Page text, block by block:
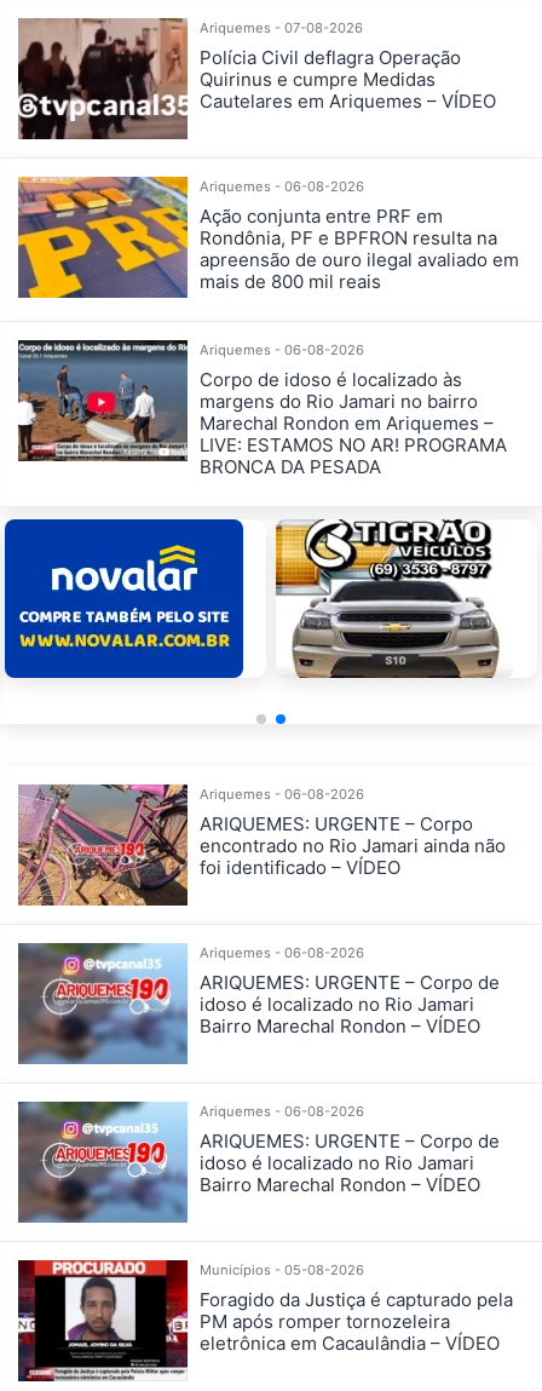
Ariquemes - 07-08-2026
Polícia Civil deflagra Operação
Quirinus e cumpre Medidas
Cautelares em Ariquemes – VÍDEO
Ariquemes - 06-08-2026
Ação conjunta entre PRF em
Rondônia, PF e BPFRON resulta na
apreensão de ouro ilegal avaliado em
mais de 800 mil reais
Ariquemes - 06-08-2026
Corpo de idoso é localizado às
margens do Rio Jamari no bairro
Marechal Rondon em Ariquemes –
LIVE: ESTAMOS NO AR! PROGRAMA
BRONCA DA PESADA
Ariquemes - 06-08-2026
ARIQUEMES: URGENTE – Corpo
encontrado no Rio Jamari ainda não
foi identificado – VÍDEO
Ariquemes - 06-08-2026
ARIQUEMES: URGENTE – Corpo de
idoso é localizado no Rio Jamari
Bairro Marechal Rondon – VÍDEO
Ariquemes - 06-08-2026
ARIQUEMES: URGENTE – Corpo de
idoso é localizado no Rio Jamari
Bairro Marechal Rondon – VÍDEO
Municípios - 05-08-2026
Foragido da Justiça é capturado pela
PM após romper tornozeleira
eletrônica em Cacaulândia – VÍDEO